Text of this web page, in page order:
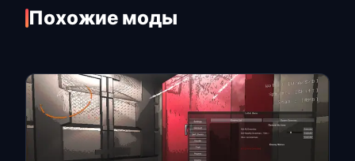
Похожие моды